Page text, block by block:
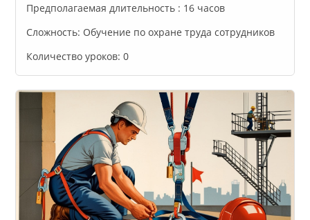
Предполагаемая длительность : 16 часов
Сложность: Обучение по охране труда сотрудников
Количество уроков:0